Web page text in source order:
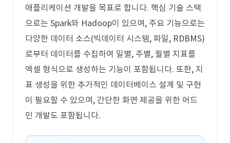
애플리케이션 개발을 목표로 합니다. 핵심 기술 스택
으로는 Spark와 Hadoop이 있으며, 주요 기능으로는
다양한 데이터 소스(빅데이터 시스템, 파일, RDBMS)
로부터 데이터를 수집하여 일별, 주별, 월별 지표를
엑셀 형식으로 생성하는 기능이 포함됩니다. 또한, 지
표 생성을 위한 추가적인 데이터베이스 설계 및 구현
이 필요할 수 있으며, 간단한 화면 제공을 위한 어드
민 개발도 포함됩니다.